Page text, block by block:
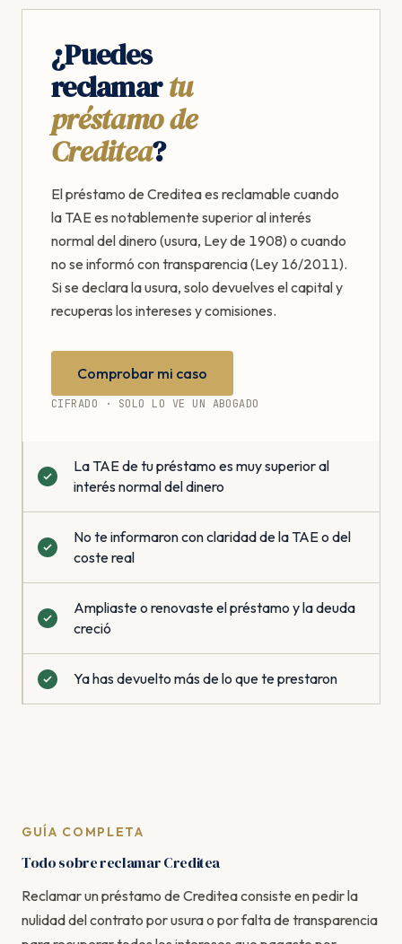
¿Puedes
reclamartu
préstamo de
Creditea?
El préstamo de Creditea es reclamable cuando
la TAE es notablemente superior al interés
normal del dinero (usura, Ley de 1908) o cuando
no se informó con transparencia (Ley 16/2011).
Si se declara la usura, solo devuelves el capital y
recuperas los intereses y comisiones.
Comprobar mi caso
CIFRADO · SOLO LO VE UN ABOGADO
La TAE de tu préstamo es muy superior al
interés normal del dinero
No te informaron con claridad de la TAE o del
coste real
Ampliaste o renovaste el préstamo y la deuda
creció
Ya has devuelto más de lo que te prestaron
GUÍA COMPLETA
Todo sobre reclamar Creditea
Reclamar un préstamo de Creditea consiste en pedir la
nulidad del contrato por usura o por falta de transparencia